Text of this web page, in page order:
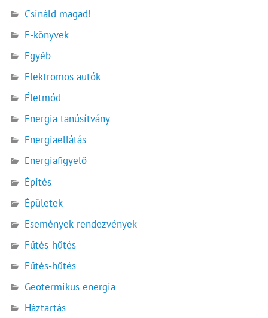
Csináld magad!
E-könyvek
Egyéb
Elektromos autók
Életmód
Energia tanúsítvány
Energiaellátás
Energiafigyelő
Építés
Épületek
Események-rendezvények
Fűtés-hűtés
Fűtés-hűtés
Geotermikus energia
Háztartás